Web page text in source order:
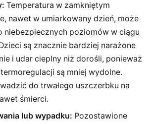
Temperatura w zamkniętym
nawet w umiarkowany dzień, może
niebezpiecznych poziomów w ciągu
są znacznie bardziej narażone
i udar cieplny niż dorośli, ponieważ
są mniej wydolne.
do trwałego uszczerbku na
śmierci.
lub wypadku: Pozostawione